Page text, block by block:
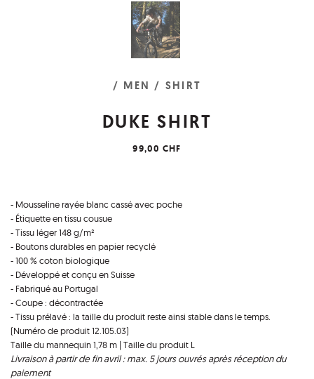
/ MEN / SHIRT
DUKE SHIRT
99,00 CHF
- Mousseline rayée blanc cassé avec poche
- Étiquette en tissu cousue
- Tissu léger 148 g/m²
- Boutons durables en papier recyclé
- 100 % coton biologique
- Développé et conçu en Suisse
- Fabriqué au Portugal
- Coupe : décontractée
- Tissu prélavé : la taille du produit reste ainsi stable dans le temps.
(Numéro de produit 12.105.03)
Taille du mannequin 1,78 m | Taille du produit L
Livraison à partir de fin avril : max. 5 jours ouvrés après réception du
paiement